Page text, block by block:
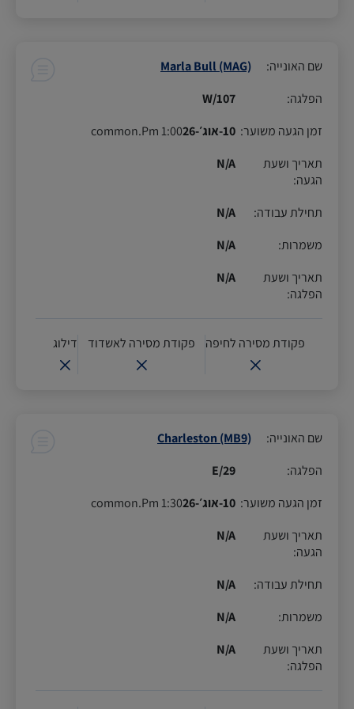
שם האונייה:
Marla Bull (MAG)
הפלגה:
107/W
זמן הגעה משוער: 10-אוג׳-26
1:00 common.Pm
תאריך ושעת
הגעה:
N/A
תחילת עבודה:
N/A
משמרות:
N/A
תאריך ושעת
הפלגה:
N/A
פקודת מסירה לחיפה פקודת מסירה לאשדוד דילוג
שם האונייה:
Charleston (MB9)
הפלגה:
29/E
זמן הגעה משוער: 10-אוג׳-26
1:30 common.Pm
תאריך ושעת
הגעה:
N/A
תחילת עבודה:
N/A
משמרות:
N/A
תאריך ושעת
הפלגה:
N/A